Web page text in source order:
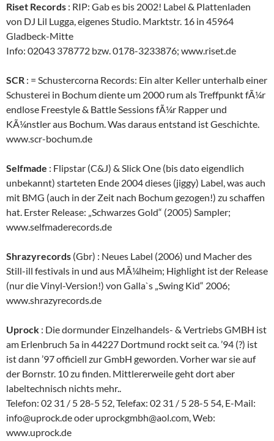
Riset Records : RIP: Gab es bis 2002! Label & Plattenladen
von DJ Lil Lugga, eigenes Studio. Marktstr. 16 in 45964
Gladbeck-Mitte
Info: 02043 378772 bzw. 0178-3233876; www.riset.de
SCR : = Schustercorna Records: Ein alter Keller unterhalb einer
Schusterei in Bochum diente um 2000 rum als Treffpunkt fÃ¼r
endlose Freestyle & Battle Sessions fÃ¼r Rapper und
KÃ¼nstler aus Bochum. Was daraus entstand ist Geschichte.
www.scr-bochum.de
Selfmade : Flipstar (C&J) & Slick One (bis dato eigendlich
unbekannt) starteten Ende 2004 dieses (jiggy) Label, was auch
mit BMG (auch in der Zeit nach Bochum gezogen!) zu schaffen
hat. Erster Release: „Schwarzes Gold“ (2005) Sampler;
www.selfmaderecords.de
Shrazyrecords (Gbr) : Neues Label (2006) und Macher des
Still-ill festivals in und aus MÃ¼lheim; Highlight ist der Release
(nur die Vinyl-Version!) von Galla`s „Swing Kid“ 2006;
www.shrazyrecords.de
Uprock : Die dormunder Einzelhandels- & Vertriebs GMBH ist
am Erlenbruch 5a in 44227 Dortmund rockt seit ca. ’94 (?) ist
ist dann ’97 officiell zur GmbH geworden. Vorher war sie auf
der Bornstr. 10 zu finden. Mittlererweile geht dort aber
labeltechnisch nichts mehr..
Telefon: 02 31 / 5 28-5 52, Telefax: 02 31 / 5 28-5 54, E-Mail:
info@uprock.de oder uprockgmbh@aol.com, Web:
www.uprock.de